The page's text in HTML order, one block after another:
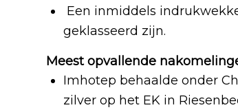
Een inmiddels
geklasseerd zijn.
Meest opvallende
Imhotep behaalde onder
zilver op het EK in